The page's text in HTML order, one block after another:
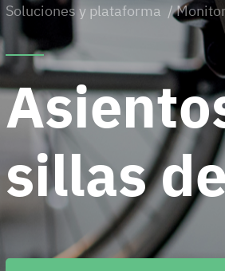
Soluciones y plataforma /
sillas